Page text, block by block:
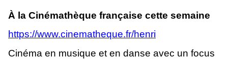
À la Cinémathèque française cette semaine
https://www.cinematheque.fr/henri
Cinéma en musique et en danse avec un focus